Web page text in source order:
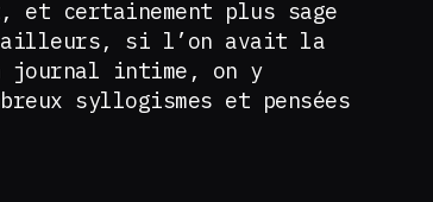
et certainement plus sage
si l’on avait la
journal intime, on y
syllogismes et pensées